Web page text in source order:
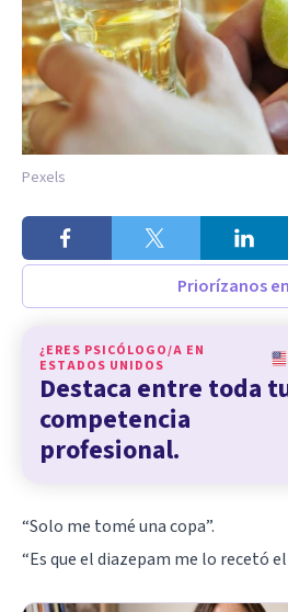
Pexels
Priorízanos en
¿ERES PSICÓLOGO/A EN
ESTADOS UNIDOS
Destaca entre toda
competencia
profesional.
“Solo me tomé una copa”.
“Es que el diazepam me lo recetó